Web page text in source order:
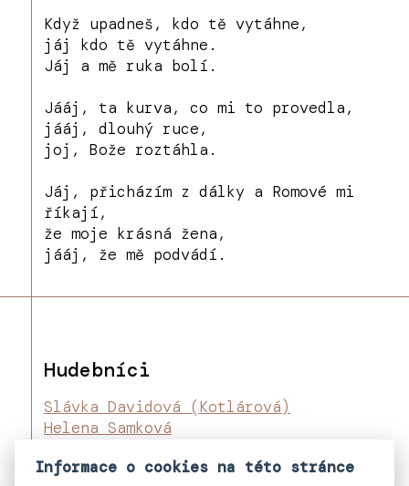
Když upadneš, kdo tě vytáhne,
jáj kdo tě vytáhne.
Jáj a mě ruka bolí.
Jááj, ta kurva, co mi to provedla,
jááj, dlouhý ruce,
joj, Bože roztáhla.
Jáj, přicházím z dálky a Romové mi
říkají,
že moje krásná žena,
jááj, že mě podvádí.
Hudebníci
Slávka Davidová (Kotlárová)
Helena Samková
Informace o cookies na této stránce